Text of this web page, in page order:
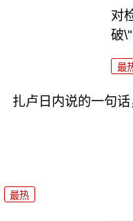
对
破
最
扎卢日内说的一句
最热